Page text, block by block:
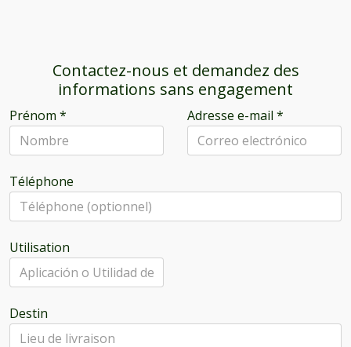
Contactez-nous et demandez des
informations sans engagement
Prénom * Adresse e-mail *
Téléphone
Utilisation
Destin